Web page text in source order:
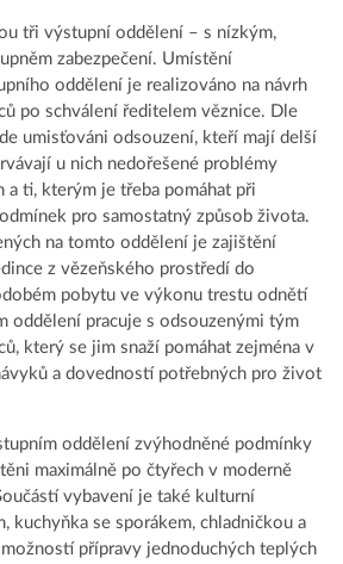
tři výstupní oddělení – s nízkým,
zabezpečení. Umístění
oddělení je realizováno na návrh
po schválení ředitelem věznice. Dle
umisťováni odsouzení, kteří mají delší
u nich nedořešené problémy
a ti, kterým je třeba pomáhat při
pro samostatný způsob života.
na tomto oddělení je zajištění
z vězeňského prostředí do
pobytu ve výkonu trestu odnětí
oddělení pracuje s odsouzenými tým
který se jim snaží pomáhat zejména v
a dovedností potřebných pro život
oddělení zvýhodněné podmínky
maximálně po čtyřech v moderně
vybavení je také kulturní
kuchyňka se sporákem, chladničkou a
přípravy jednoduchých teplých